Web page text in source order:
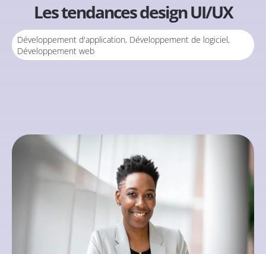
Les tendances design UI/UX
Développement d'application, Développement de logiciel,
Développement web